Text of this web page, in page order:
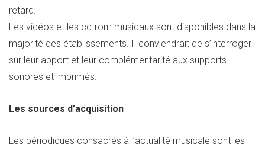
retard.
Les vidéos et les cd-rom musicaux sont disponibles dans la
majorité des établissements. Il conviendrait de s’interroger
sur leur apport et leur complémentarité aux supports
sonores et imprimés.
Les sources d’acquisition
Les périodiques consacrés à l’actualité musicale sont les